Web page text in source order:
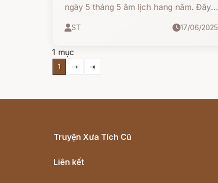
ngày 5 tháng 5 âm lịch hang năm. Đây
thống có nội hàm văn hóa phong phú.
ST 17/06/2025
1 mục
1 ⇢ ⇥
Truyện Xưa Tích Cũ
Liên kết